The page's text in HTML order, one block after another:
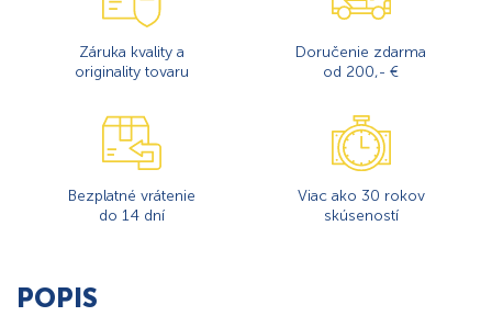
Záruka kvality a
originality tovaru
Doručenie zdarma
od 200,- €
Bezplatné vrátenie
do 14 dní
Viac ako 30 rokov
skúseností
POPIS